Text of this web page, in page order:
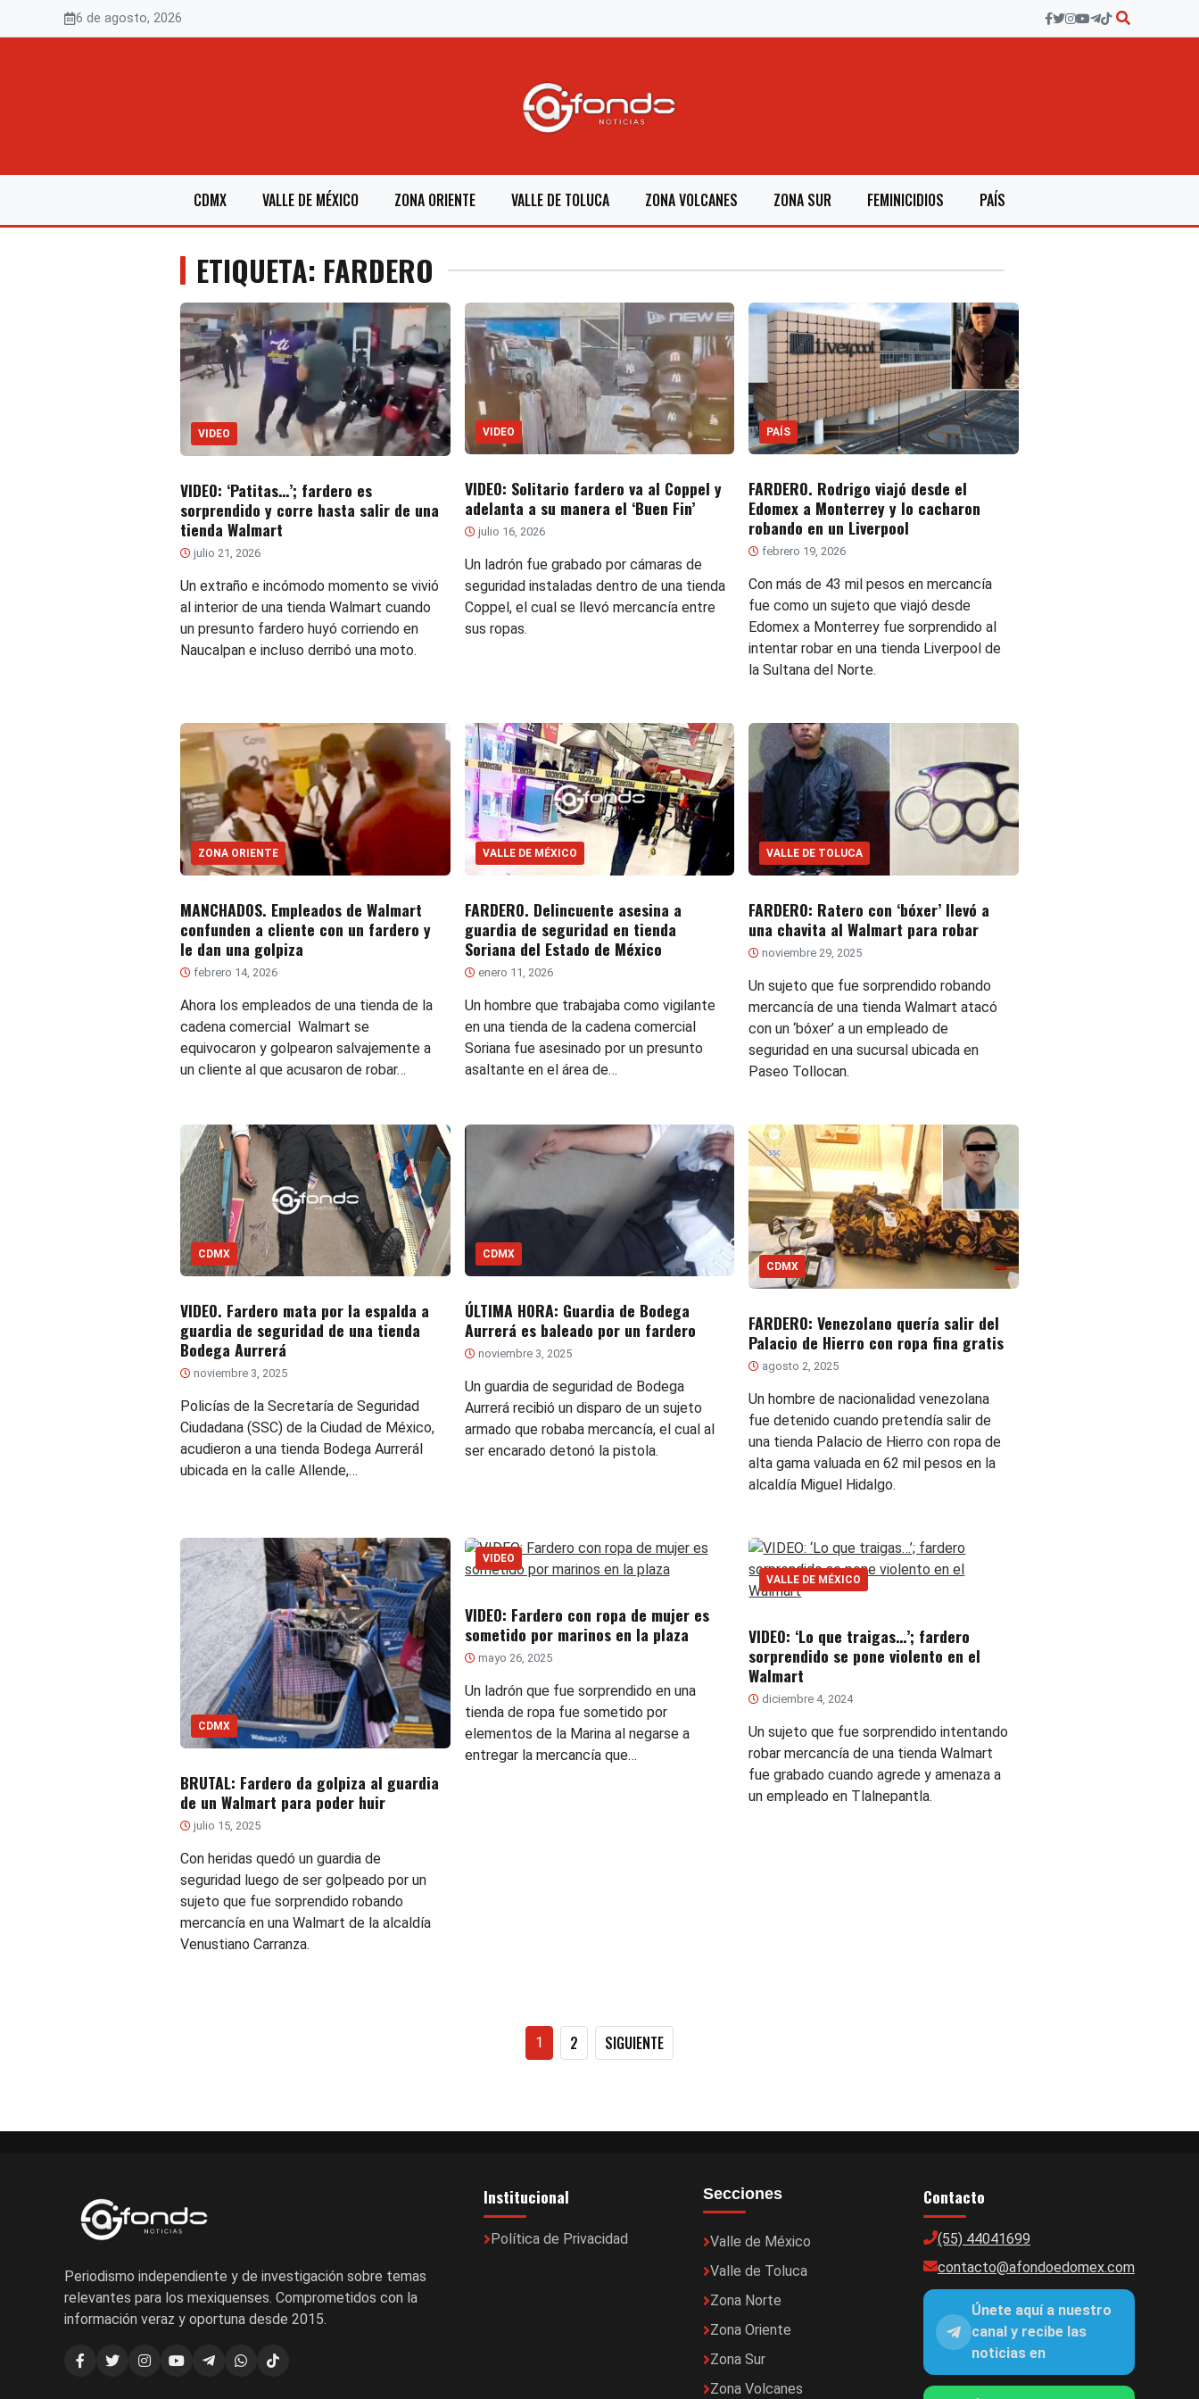
6 de agosto, 2026
CDMX VALLE DE MÉXICO ZONA ORIENTE VALLE DE TOLUCA ZONA VOLCANES ZONA SUR FEMINICIDIOS PAÍS
ETIQUETA: FARDERO
VIDEO
VIDEO: ‘Patitas…’; fardero es
sorprendido y corre hasta salir de una
tienda Walmart
julio 21, 2026
Un extraño e incómodo momento se vivió
al interior de una tienda Walmart cuando
un presunto fardero huyó corriendo en
Naucalpan e incluso derribó una moto.
VIDEO
VIDEO: Solitario fardero va al Coppel y
adelanta a su manera el ‘Buen Fin’
julio 16, 2026
Un ladrón fue grabado por cámaras de
seguridad instaladas dentro de una tienda
Coppel, el cual se llevó mercancía entre
sus ropas.
PAÍS
FARDERO. Rodrigo viajó desde el
Edomex a Monterrey y lo cacharon
robando en un Liverpool
febrero 19, 2026
Con más de 43 mil pesos en mercancía
fue como un sujeto que viajó desde
Edomex a Monterrey fue sorprendido al
intentar robar en una tienda Liverpool de
la Sultana del Norte.
ZONA ORIENTE
MANCHADOS. Empleados de Walmart
confunden a cliente con un fardero y
le dan una golpiza
febrero 14, 2026
Ahora los empleados de una tienda de la
cadena comercial Walmart se
equivocaron y golpearon salvajemente a
un cliente al que acusaron de robar…
VALLE DE MÉXICO
FARDERO. Delincuente asesina a
guardia de seguridad en tienda
Soriana del Estado de México
enero 11, 2026
Un hombre que trabajaba como vigilante
en una tienda de la cadena comercial
Soriana fue asesinado por un presunto
asaltante en el área de…
VALLE DE TOLUCA
FARDERO: Ratero con ‘bóxer’ llevó a
una chavita al Walmart para robar
noviembre 29, 2025
Un sujeto que fue sorprendido robando
mercancía de una tienda Walmart atacó
con un ‘bóxer’ a un empleado de
seguridad en una sucursal ubicada en
Paseo Tollocan.
CDMX
VIDEO. Fardero mata por la espalda a
guardia de seguridad de una tienda
Bodega Aurrerá
noviembre 3, 2025
Policías de la Secretaría de Seguridad
Ciudadana (SSC) de la Ciudad de México,
acudieron a una tienda Bodega Aurrerál
ubicada en la calle Allende,…
CDMX
ÚLTIMA HORA: Guardia de Bodega
Aurrerá es baleado por un fardero
noviembre 3, 2025
Un guardia de seguridad de Bodega
Aurrerá recibió un disparo de un sujeto
armado que robaba mercancía, el cual al
ser encarado detonó la pistola.
CDMX
FARDERO: Venezolano quería salir del
Palacio de Hierro con ropa fina gratis
agosto 2, 2025
Un hombre de nacionalidad venezolana
fue detenido cuando pretendía salir de
una tienda Palacio de Hierro con ropa de
alta gama valuada en 62 mil pesos en la
alcaldía Miguel Hidalgo.
CDMX
BRUTAL: Fardero da golpiza al guardia
de un Walmart para poder huir
julio 15, 2025
Con heridas quedó un guardia de
seguridad luego de ser golpeado por un
sujeto que fue sorprendido robando
mercancía en una Walmart de la alcaldía
Venustiano Carranza.
VIDEO
VIDEO: Fardero con ropa de mujer es
sometido por marinos en la plaza
mayo 26, 2025
Un ladrón que fue sorprendido en una
tienda de ropa fue sometido por
elementos de la Marina al negarse a
entregar la mercancía que…
VALLE DE MÉXICO
VIDEO: ‘Lo que traigas…’; fardero
sorprendido se pone violento en el
Walmart
diciembre 4, 2024
Un sujeto que fue sorprendido intentando
robar mercancía de una tienda Walmart
fue grabado cuando agrede y amenaza a
un empleado en Tlalnepantla.
Paginación
1 2 SIGUIENTE
Periodismo independiente y de investigación sobre temas
relevantes para los mexiquenses. Comprometidos con la
información veraz y oportuna desde 2015.
Institucional
Política de Privacidad
Secciones
Valle de México
Valle de Toluca
Zona Norte
Zona Oriente
Zona Sur
Zona Volcanes
Contacto
(55) 44041699
contacto@afondoedomex.com
Únete aquí a nuestro
canal y recibe las
noticias en